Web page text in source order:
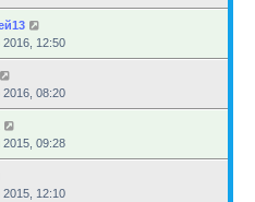
2016, 12:50
08:20
09:28
12:10